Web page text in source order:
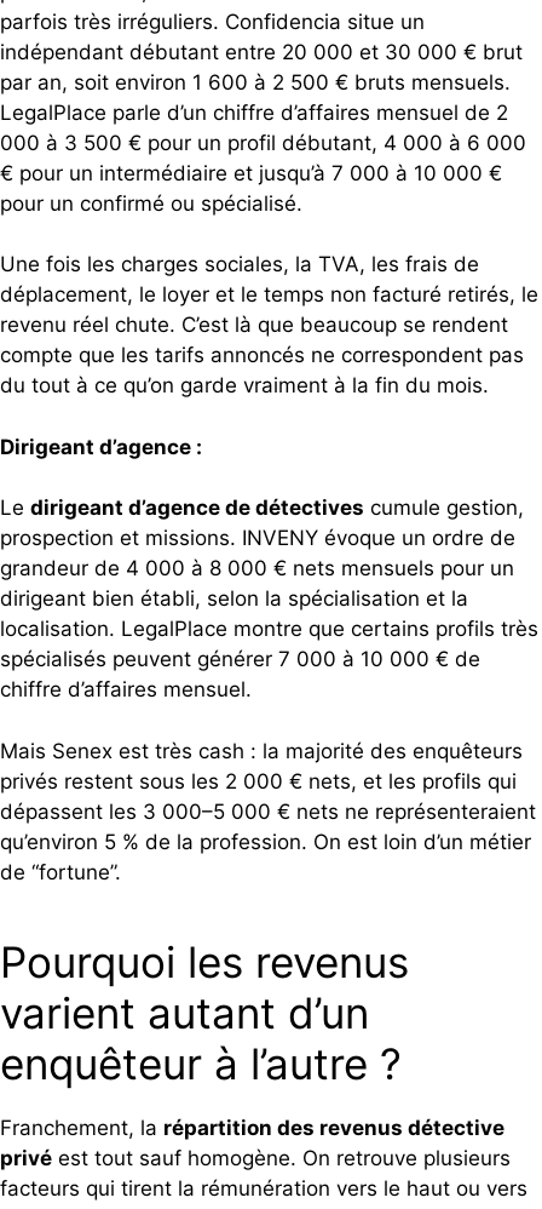
parfois très irréguliers. Confidencia situe un
indépendant débutant entre 20 000 et 30 000 € brut
par an, soit environ 1 600 à 2 500 € bruts mensuels.
LegalPlace parle d’un chiffre d’affaires mensuel de 2
000 à 3 500 € pour un profil débutant, 4 000 à 6 000
€ pour un intermédiaire et jusqu’à 7 000 à 10 000 €
pour un confirmé ou spécialisé.
Une fois les charges sociales, la TVA, les frais de
déplacement, le loyer et le temps non facturé retirés, le
revenu réel chute. C’est là que beaucoup se rendent
compte que les tarifs annoncés ne correspondent pas
du tout à ce qu’on garde vraiment à la fin du mois.
Dirigeant d’agence :
Le dirigeant d’agence de détectives cumule gestion,
prospection et missions. INVENY évoque un ordre de
grandeur de 4 000 à 8 000 € nets mensuels pour un
dirigeant bien établi, selon la spécialisation et la
localisation. LegalPlace montre que certains profils très
spécialisés peuvent générer 7 000 à 10 000 € de
chiffre d’affaires mensuel.
Mais Senex est très cash : la majorité des enquêteurs
privés restent sous les 2 000 € nets, et les profils qui
dépassent les 3 000–5 000 € nets ne représenteraient
qu’environ 5 % de la profession. On est loin d’un métier
de “fortune”.
Pourquoi les revenus
varient autant d’un
enquêteur à l’autre ?
Franchement, la répartition des revenus détective
privé est tout sauf homogène. On retrouve plusieurs
facteurs qui tirent la rémunération vers le haut ou vers